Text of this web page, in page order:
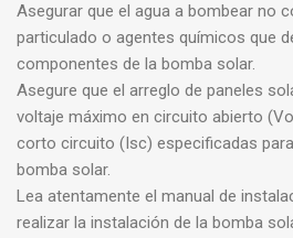
Asegurar que el agua a bombear no
particulado o agentes químicos que
componentes de la bomba solar.
Asegure que el arreglo de paneles
voltaje máximo en circuito abierto
corto circuito (Isc) especificadas
bomba solar.
Lea atentamente el manual de
realizar la instalación de la bomba